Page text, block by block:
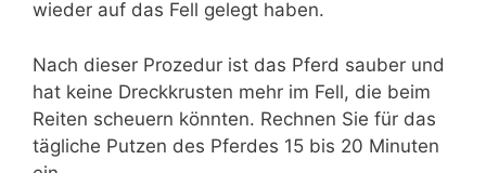
wieder auf das Fell gelegt haben.
Nach dieser Prozedur ist das Pferd sauber und
hat keine Dreckkrusten mehr im Fell, die beim
Reiten scheuern könnten. Rechnen Sie für das
tägliche Putzen des Pferdes 15 bis 20 Minuten